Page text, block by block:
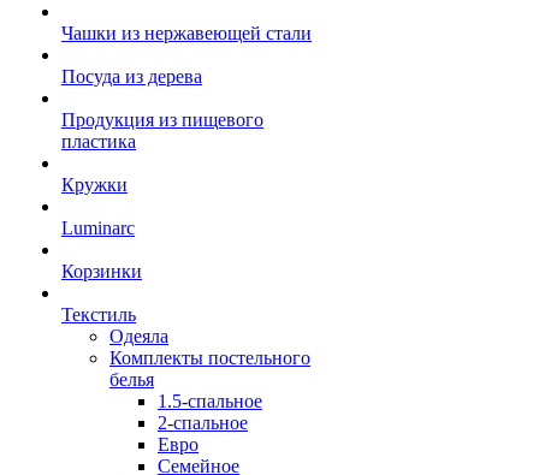
Чашки из нержавеющей стали
Посуда из дерева
Продукция из пищевого
пластика
Кружки
Luminarc
Корзинки
Текстиль
Одеяла
Комплекты постельного
белья
1.5-спальное
2-спальное
Евро
Семейное